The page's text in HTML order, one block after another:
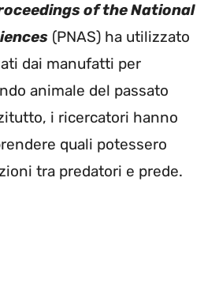
of the National
(PNAS) ha utilizzato
dai manufatti per
animale del passato
i ricercatori hanno
quali potessero
tra predatori e prede.